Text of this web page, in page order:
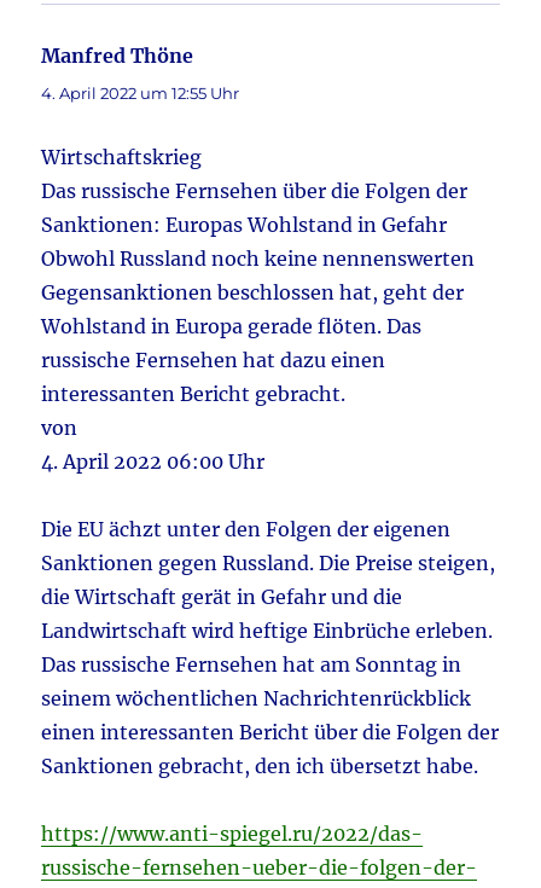
Manfred Thöne
4. April 2022 um 12:55 Uhr
Wirtschaftskrieg
Das russische Fernsehen über die Folgen der
Sanktionen: Europas Wohlstand in Gefahr
Obwohl Russland noch keine nennenswerten
Gegensanktionen beschlossen hat, geht der
Wohlstand in Europa gerade flöten. Das
russische Fernsehen hat dazu einen
interessanten Bericht gebracht.
von
4. April 2022 06:00 Uhr
Die EU ächzt unter den Folgen der eigenen
Sanktionen gegen Russland. Die Preise steigen,
die Wirtschaft gerät in Gefahr und die
Landwirtschaft wird heftige Einbrüche erleben.
Das russische Fernsehen hat am Sonntag in
seinem wöchentlichen Nachrichtenrückblick
einen interessanten Bericht über die Folgen der
Sanktionen gebracht, den ich übersetzt habe.
https://www.anti-spiegel.ru/2022/das-
russische-fernsehen-ueber-die-folgen-der-